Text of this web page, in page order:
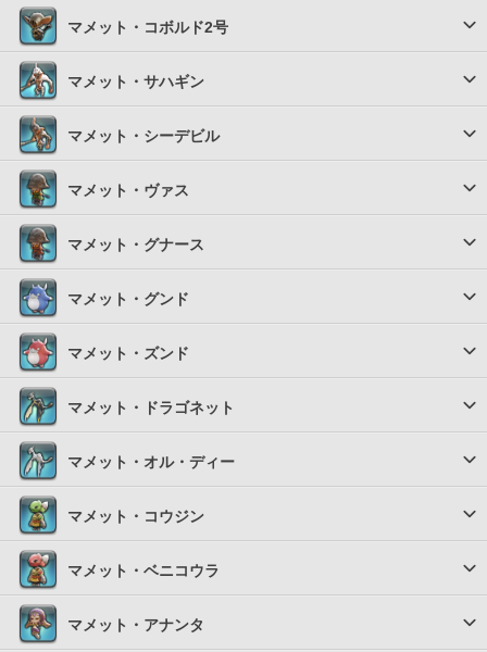
マメット・コボルド2号
マメット・サハギン
マメット・シーデビル
マメット・ヴァス
マメット・グナース
マメット・グンド
マメット・ズンド
マメット・ドラゴネット
マメット・オル・ディー
マメット・コウジン
マメット・ベニコウラ
マメット・アナンタ